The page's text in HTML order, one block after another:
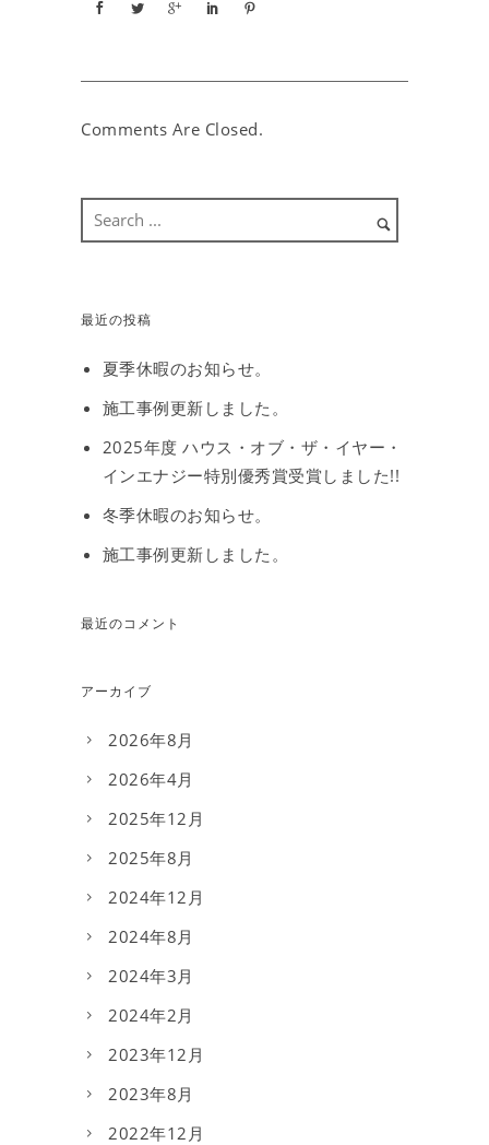
Comments Are Closed.
最近の投稿
夏季休暇のお知らせ。
施工事例更新しました。
2025年度 ハウス・オブ・ザ・イヤー・
インエナジー特別優秀賞受賞しました!!
冬季休暇のお知らせ。
施工事例更新しました。
最近のコメント
アーカイブ
2026年8月
2026年4月
2025年12月
2025年8月
2024年12月
2024年8月
2024年3月
2024年2月
2023年12月
2023年8月
2022年12月